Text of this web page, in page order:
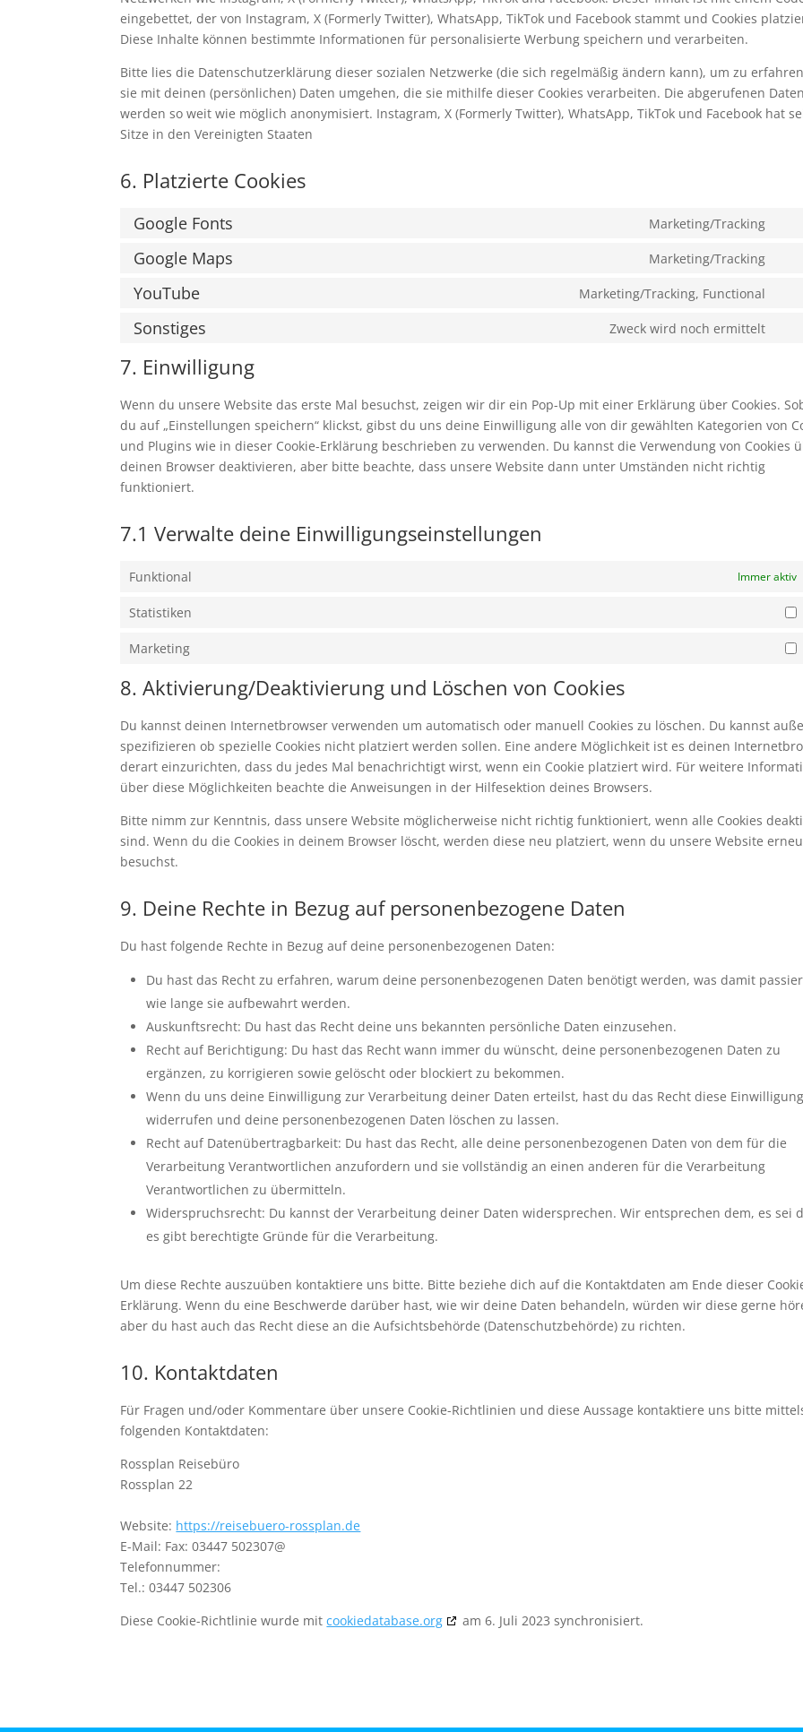
eingebettet, der von Instagram, X (Formerly Twitter), WhatsApp, TikTok und Facebook stammt und Cookies
Diese Inhalte können bestimmte Informationen für personalisierte Werbung speichern und verarbeiten.
Bitte lies die Datenschutzerklärung dieser sozialen Netzwerke (die sich regelmäßig ändern kann), um zu
sie mit deinen (persönlichen) Daten umgehen, die sie mithilfe dieser Cookies verarbeiten. Die abgerufenen Daten
werden so weit wie möglich anonymisiert. Instagram, X (Formerly Twitter), WhatsApp, TikTok und Facebook hat
Sitze in den Vereinigten Staaten
6. Platzierte Cookies
Google Fonts Marketing/Tracking
Google Maps Marketing/Tracking
YouTube Marketing/Tracking, Functional
Sonstiges Zweck wird noch ermittelt
7. Einwilligung
Wenn du unsere Website das erste Mal besuchst, zeigen wir dir ein Pop-Up mit einer Erklärung über Cookies.
du auf „Einstellungen speichern“ klickst, gibst du uns deine Einwilligung alle von dir gewählten Kategorien von
und Plugins wie in dieser Cookie-Erklärung beschrieben zu verwenden. Du kannst die Verwendung von Cookies
deinen Browser deaktivieren, aber bitte beachte, dass unsere Website dann unter Umständen nicht richtig
funktioniert.
7.1 Verwalte deine Einwilligungseinstellungen
Funktional Immer aktiv
Statistiken
Marketing
8. Aktivierung/Deaktivierung und Löschen von Cookies
Du kannst deinen Internetbrowser verwenden um automatisch oder manuell Cookies zu löschen. Du kannst
spezifizieren ob spezielle Cookies nicht platziert werden sollen. Eine andere Möglichkeit ist es deinen
derart einzurichten, dass du jedes Mal benachrichtigt wirst, wenn ein Cookie platziert wird. Für weitere
über diese Möglichkeiten beachte die Anweisungen in der Hilfesektion deines Browsers.
Bitte nimm zur Kenntnis, dass unsere Website möglicherweise nicht richtig funktioniert, wenn alle Cookies
sind. Wenn du die Cookies in deinem Browser löscht, werden diese neu platziert, wenn du unsere Website
besuchst.
9. Deine Rechte in Bezug auf personenbezogene Daten
Du hast folgende Rechte in Bezug auf deine personenbezogenen Daten:
Du hast das Recht zu erfahren, warum deine personenbezogenen Daten benötigt werden, was damit
wie lange sie aufbewahrt werden.
Auskunftsrecht: Du hast das Recht deine uns bekannten persönliche Daten einzusehen.
Recht auf Berichtigung: Du hast das Recht wann immer du wünscht, deine personenbezogenen Daten zu
ergänzen, zu korrigieren sowie gelöscht oder blockiert zu bekommen.
Wenn du uns deine Einwilligung zur Verarbeitung deiner Daten erteilst, hast du das Recht diese
widerrufen und deine personenbezogenen Daten löschen zu lassen.
Recht auf Datenübertragbarkeit: Du hast das Recht, alle deine personenbezogenen Daten von dem für die
Verarbeitung Verantwortlichen anzufordern und sie vollständig an einen anderen für die Verarbeitung
Verantwortlichen zu übermitteln.
Widerspruchsrecht: Du kannst der Verarbeitung deiner Daten widersprechen. Wir entsprechen dem, es sei
es gibt berechtigte Gründe für die Verarbeitung.
Um diese Rechte auszuüben kontaktiere uns bitte. Bitte beziehe dich auf die Kontaktdaten am Ende dieser
Erklärung. Wenn du eine Beschwerde darüber hast, wie wir deine Daten behandeln, würden wir diese gerne
aber du hast auch das Recht diese an die Aufsichtsbehörde (Datenschutzbehörde) zu richten.
10. Kontaktdaten
Für Fragen und/oder Kommentare über unsere Cookie-Richtlinien und diese Aussage kontaktiere uns bitte
folgenden Kontaktdaten:
Rossplan Reisebüro
Rossplan 22
Website: https://reisebuero-rossplan.de
E-Mail: Fax: 03447 502307@
Telefonnummer:
Tel.: 03447 502306
Diese Cookie-Richtlinie wurde mitcookiedatabase.org am 6. Juli 2023 synchronisiert.